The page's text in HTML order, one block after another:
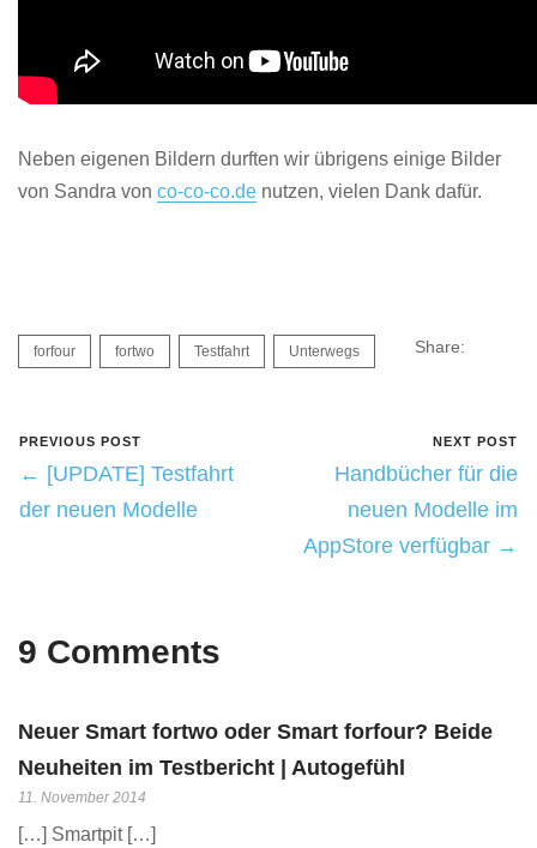
Neben eigenen Bildern durften wir übrigens einige Bilder
von Sandra von co-co-co.de nutzen, vielen Dank dafür.
forfour fortwo Testfahrt Unterwegs Share:
PREVIOUS POST
← [UPDATE] Testfahrt
der neuen Modelle
NEXT POST
Handbücher für die
neuen Modelle im
AppStore verfügbar →
9 Comments
Neuer Smart fortwo oder Smart forfour? Beide
Neuheiten im Testbericht | Autogefühl
11. November 2014
[…] Smartpit […]